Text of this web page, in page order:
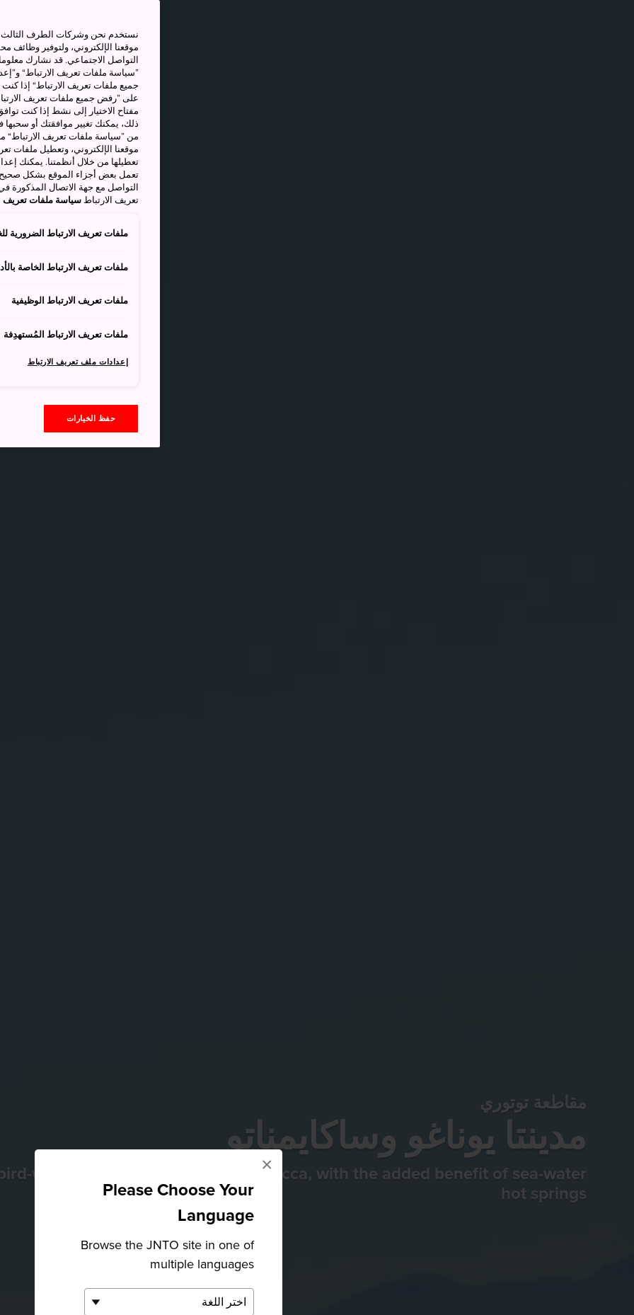
Please Choose Your
Language
Browse the JNTO site in one of
multiple languages
×
مقاطعة توتوري
مدينتا يوناغو وساكايمناتو
watching, cycling and manga mecca, with the added benefit of sea-water
hot springs
نستخدم نحن وشركات الطرف الثالث
موقعنا الإلكتروني، ولتوفير
التواصل الاجتماعي. قد نشارك
”سياسة ملفات تعريف الارتباط“
جميع ملفات تعريف الارتباط“ إذا
على ”رفض جميع ملفات تعريف
مفتاح الاختيار إلى نشط إذا كنت
من ”سياسة ملفات تعريف الارتباط“
موقعنا الإلكتروني، وتعطيل ملفات
تعطيلها من خلال أنظمتنا. يمكنك
تعمل بعض أجزاء الموقع بشكل
التواصل مع جهة الاتصال المذكورة
تعريف الارتباط سياسة ملفات تعريف
ملفات تعريف الارتباط الضرورية
ملفات تعريف الارتباط الخاصة
ملفات تعريف الارتباط الوظيفية
ملفات تعريف الارتباط المُستهدِفة
إعدادات ملف تعريف الارتباط
حفظ الخيارات